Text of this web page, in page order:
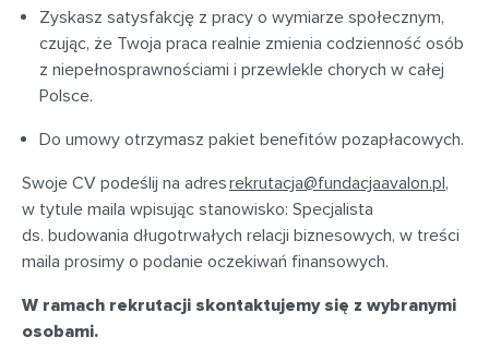
Zyskasz satysfakcję z pracy o wymiarze społecznym,
czując, że Twoja praca realnie zmienia codzienność osób
z niepełnosprawnościami i przewlekle chorych w całej
Polsce.
Do umowy otrzymasz pakiet benefitów pozapłacowych.
Swoje CV podeślij na adresrekrutacja@fundacjaavalon.pl,
w tytule maila wpisując stanowisko: Specjalista
ds. budowania długotrwałych relacji biznesowych, w treści
maila prosimy o podanie oczekiwań finansowych.
W ramach rekrutacji skontaktujemy się z wybranymi
osobami.